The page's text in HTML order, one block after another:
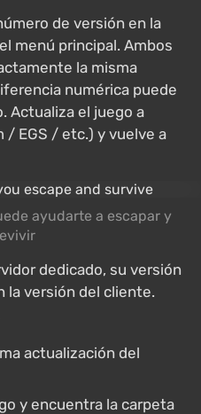
de versión en la
menú principal. Ambos
la misma
numérica puede
Actualiza el juego a
EGS / etc.) y vuelve a
ayudarte a escapar y
dedicado, su versión
la versión del cliente.
actualización del
y encuentra la carpeta